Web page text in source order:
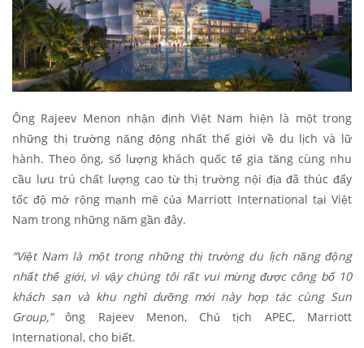
Ông Rajeev Menon nhận định Việt Nam hiện là một trong
những thị trường năng động nhất thế giới về du lịch và lữ
hành. Theo ông, số lượng khách quốc tế gia tăng cùng nhu
cầu lưu trú chất lượng cao từ thị trường nội địa đã thúc đẩy
tốc độ mở rộng mạnh mẽ của Marriott International tại Việt
Nam trong những năm gần đây.
“Việt Nam là một trong những thị trường du lịch năng động
nhất thế giới, vì vậy chúng tôi rất vui mừng được công bố 10
khách sạn và khu nghỉ dưỡng mới này hợp tác cùng Sun
Group,”ông Rajeev Menon, Chủ tịch APEC, Marriott
International, cho biết.